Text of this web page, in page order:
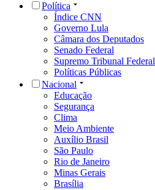
Política
Índice CNN
Governo Lula
Câmara dos Deputados
Senado Federal
Supremo Tribunal Federal
Políticas Públicas
Nacional
Educação
Segurança
Clima
Meio Ambiente
Auxílio Brasil
São Paulo
Rio de Janeiro
Minas Gerais
Brasília